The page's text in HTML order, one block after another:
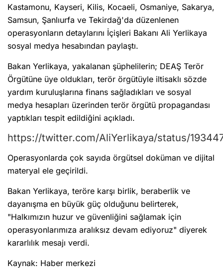
Kastamonu, Kayseri, Kilis, Kocaeli, Osmaniye, Sakarya,
Samsun, Şanlıurfa ve Tekirdağ'da düzenlenen
operasyonların detaylarını İçişleri Bakanı Ali Yerlikaya
sosyal medya hesabından paylaştı.
Bakan Yerlikaya, yakalanan şüphelilerin; DEAŞ Terör
Örgütüne üye oldukları, terör örgütüyle iltisaklı sözde
yardım kuruluşlarına finans sağladıkları ve sosyal
medya hesapları üzerinden terör örgütü propagandası
yaptıkları tespit edildiğini açıkladı.
https://twitter.com/AliYerlikaya/status/
Operasyonlarda çok sayıda örgütsel doküman ve dijital
materyal ele geçirildi.
Bakan Yerlikaya, teröre karşı birlik, beraberlik ve
dayanışma en büyük güç olduğunu belirterek,
"Halkımızın huzur ve güvenliğini sağlamak için
operasyonlarımıza aralıksız devam ediyoruz" diyerek
kararlılık mesajı verdi.
Kaynak: Haber merkezi